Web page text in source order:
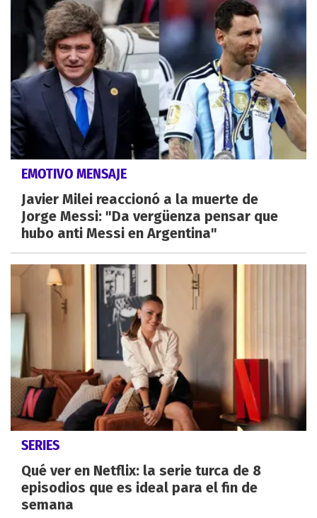
EMOTIVO MENSAJE
Javier Milei reaccionó a la muerte de
Jorge Messi: "Da vergüenza pensar que
hubo anti Messi en Argentina"
SERIES
Qué ver en Netflix: la serie turca de 8
episodios que es ideal para el fin de
semana